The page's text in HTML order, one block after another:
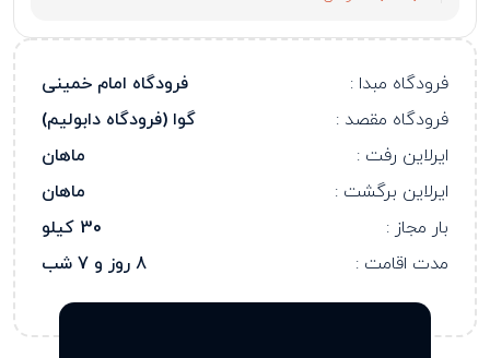
فرودگاه مبدا :
فرودگاه امام خمینی
فرودگاه مقصد :
گوا (فرودگاه دابولیم)
ایرلاین رفت :
ماهان
ایرلاین برگشت :
ماهان
بار مجاز :
30 کیلو
مدت اقامت :
8 روز و 7 شب